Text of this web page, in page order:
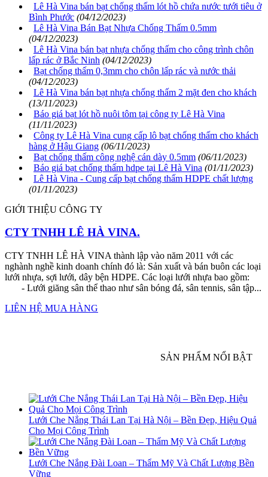
Lê Hà Vina bán bạt chống thấm lót hồ chứa nước tưới tiêu ở
Bình Phước (04/12/2023)
Lê Hà Vina Bán Bạt Nhựa Chống Thấm 0.5mm
(04/12/2023)
Lê Hà Vina bán bạt nhựa chống thấm cho công trình chôn
lấp rác ở Bắc Ninh (04/12/2023)
Bạt chống thấm 0,3mm cho chôn lấp rác và nước thải
(04/12/2023)
Lê Hà Vina bán bạt nhựa chống thấm 2 mặt đen cho khách
(13/11/2023)
Báo giá bạt lót hồ nuôi tôm tại công ty Lê Hà Vina
(11/11/2023)
Công ty Lê Hà Vina cung cấp lô bạt chống thấm cho khách
hàng ở Hậu Giang (06/11/2023)
Bạt chống thấm công nghệ cán dày 0.5mm (06/11/2023)
Báo giá bạt chống thấm hdpe tại Lê Hà Vina (01/11/2023)
Lê Hà Vina - Cung cấp bạt chống thấm HDPE chất lượng
(01/11/2023)
GIỚI THIỆU CÔNG TY
CTY TNHH LÊ HÀ VINA.
CTY TNHH LÊ HÀ VINA thành lập vào năm 2011 với các
nghành nghề kinh doanh chính đó là: Sản xuất và bán buôn các loại
lưới nhựa, sợi lưới, dây bện HDPE. Các loại lưới nhựa bao gồm:
- Lưới giăng sân thể thao như sân bóng đá, sân tennis, sân tập...
LIÊN HỆ MUA HÀNG
SẢN PHẨM NỔI BẬT
Lưới Che Nắng Thái Lan Tại Hà Nội – Bền Đẹp, Hiệu Quả
Cho Mọi Công Trình
Lưới Che Nắng Đài Loan – Thẩm Mỹ Và Chất Lượng Bền
Vững